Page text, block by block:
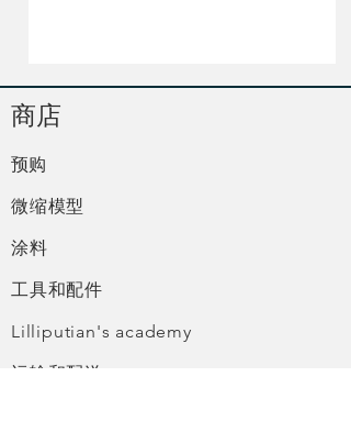
​商店
预购
微缩模型
涂料
工具和配件
Lilliputian's academy
运输和配送